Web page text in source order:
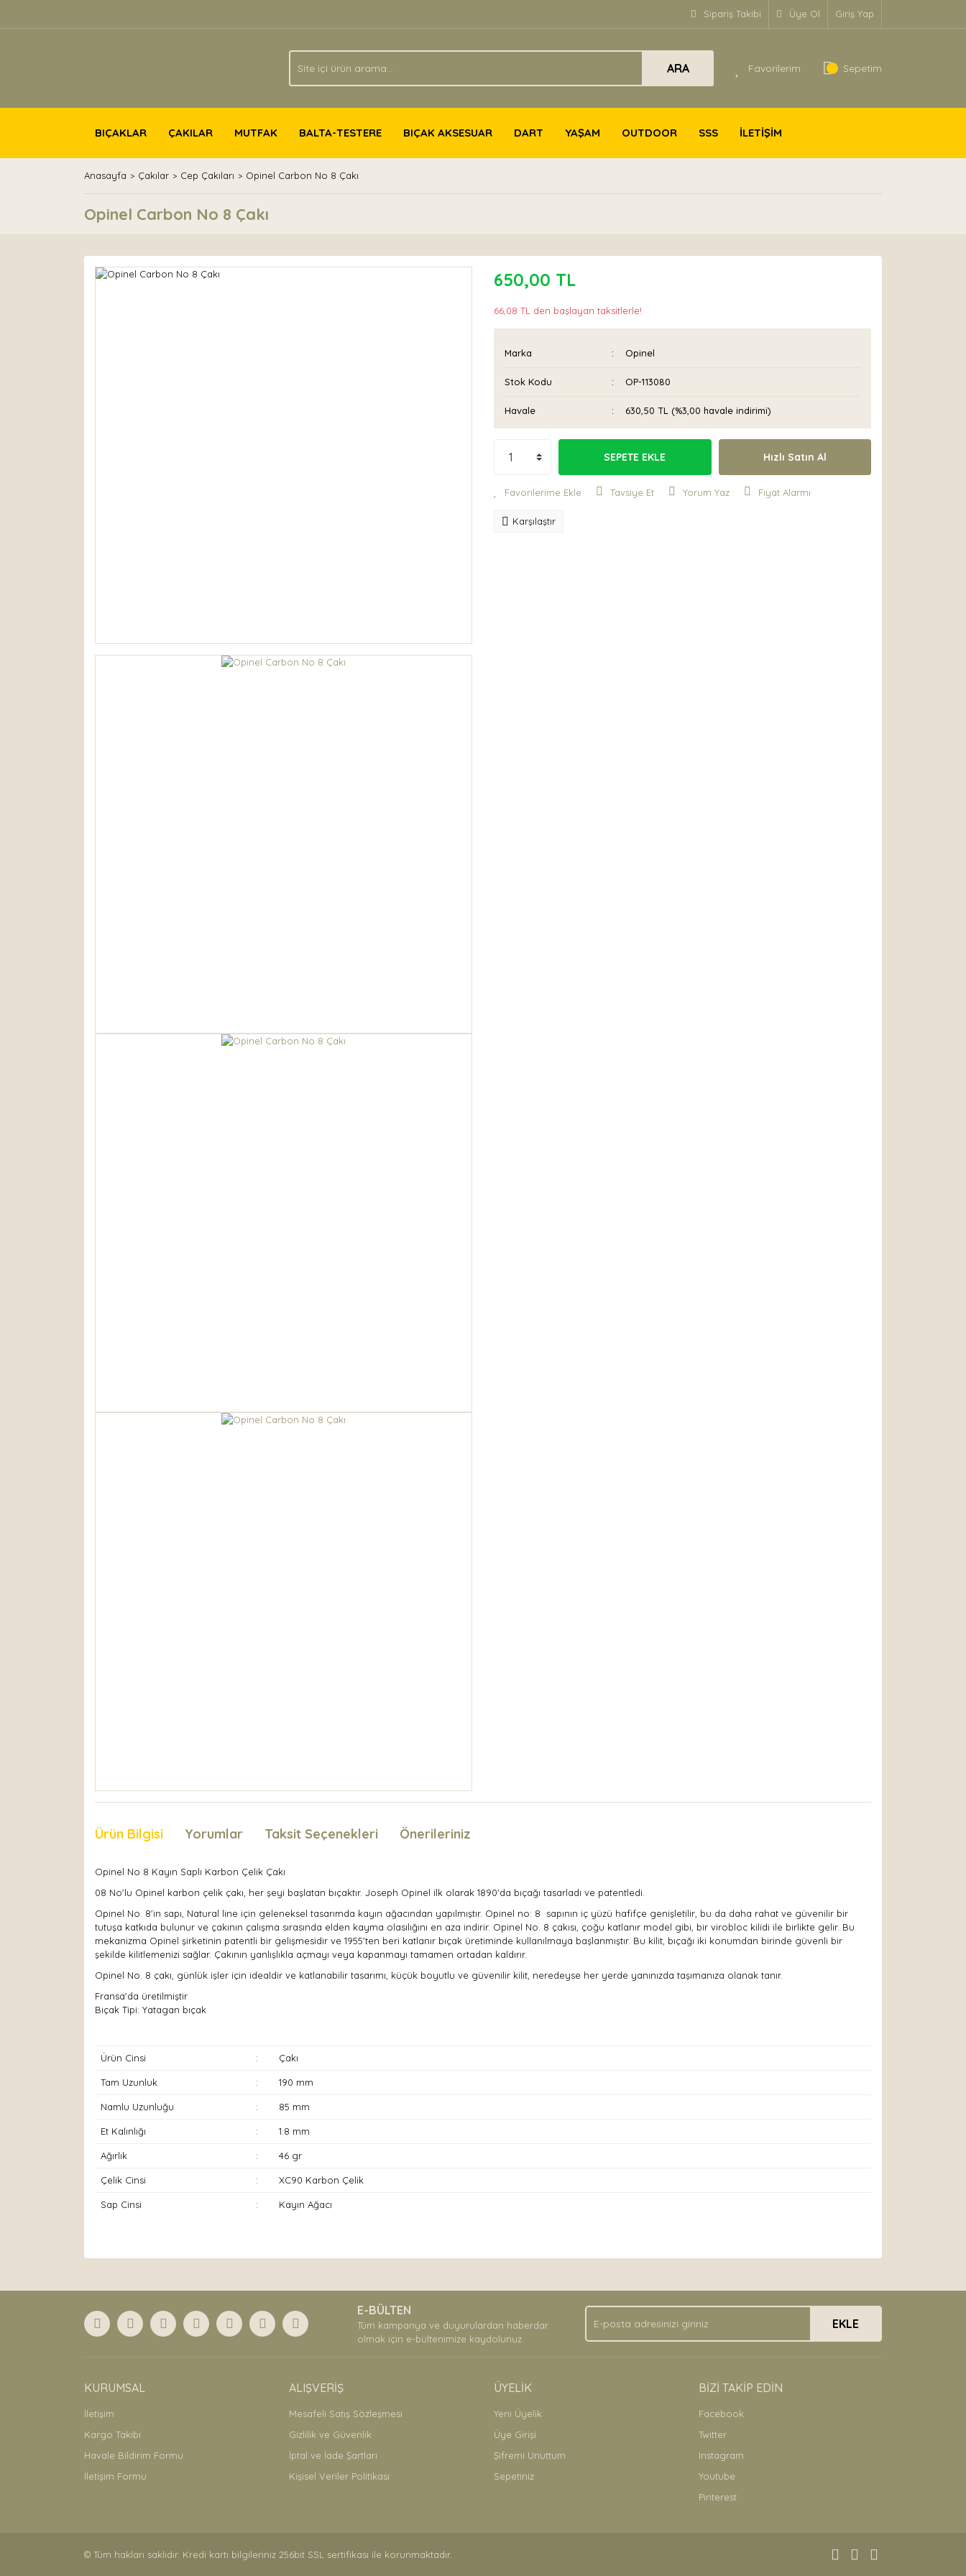
Sipariş Takibi Üye Ol Giriş Yap
ARA Favorilerim Sepetim
BIÇAKLAR ÇAKILAR MUTFAK BALTA-TESTERE BIÇAK AKSESUAR DART YAŞAM OUTDOOR SSS İLETİŞİM
Anasayfa Çakılar Cep Çakıları Opinel Carbon No 8 Çakı
Opinel Carbon No 8 Çakı
650,00 TL
66,08 TL den başlayan taksitlerle!
Marka Opinel
Stok Kodu OP-113080
Havale 630,50 TL (%3,00 havale indirimi)
SEPETE EKLE Hızlı Satın Al
Tavsiye Et Yorum Yaz Fiyat Alarmı
Karşılaştır
Ürün Bilgisi Yorumlar Taksit Seçenekleri Önerileriniz
Opinel No 8 Kayın Saplı Karbon Çelik Çakı
08 No'lu Opinel karbon çelik çakı, her şeyi başlatan bıçaktır. Joseph Opinel ilk olarak 1890'da bıçağı tasarladı ve patentledi.
Opinel No. 8'in sapı, Natural line için geleneksel tasarımda kayın ağacından yapılmıştır. Opinel no: 8 sapının iç yüzü hafifçe genişletilir, bu da daha rahat ve güvenilir bir
tutuşa katkıda bulunur ve çakının çalışma sırasında elden kayma olasılığını en aza indirir. Opinel No. 8 çakısı, çoğu katlanır model gibi, bir virobloc kilidi ile birlikte gelir. Bu
mekanizma Opinel şirketinin patentli bir gelişmesidir ve 1955'ten beri katlanır bıçak üretiminde kullanılmaya başlanmıştır. Bu kilit, bıçağı iki konumdan birinde güvenli bir
şekilde kilitlemenizi sağlar. Çakının yanlışlıkla açmayı veya kapanmayı tamamen ortadan kaldırır.
Opinel No. 8 çakı, günlük işler için idealdir ve katlanabilir tasarımı, küçük boyutlu ve güvenilir kilit, neredeyse her yerde yanınızda taşımanıza olanak tanır.
Fransa'da üretilmiştir
Bıçak Tipi: Yatagan bıçak
Ürün Cinsi : Çakı
Tam Uzunluk : 190 mm
Namlu Uzunluğu : 85 mm
Et Kalınlığı : 1.8 mm
Ağırlık : 46 gr
Çelik Cinsi : XC90 Karbon Çelik
Sap Cinsi : Kayın Ağacı
Ürün açıklamasında eksik bilgiler bulunuyor.
Bu ürüne benzer farklı alternatifler olmalı.
Gönder
E-BÜLTEN
Tüm kampanya ve duyurulardan haberdar
olmak için e-bültenimize kaydolunuz.
EKLE
KURUMSAL
İletişim
Kargo Takibi
Havale Bildirim Formu
İletişim Formu
ALIŞVERİŞ
Mesafeli Satış Sözleşmesi
Gizlilik ve Güvenlik
İptal ve İade Şartları
Kişisel Veriler Politikası
ÜYELİK
Yeni Üyelik
Üye Girişi
Şifremi Unuttum
Sepetiniz
BİZİ TAKİP EDİN
Facebook
Twitter
Instagram
Youtube
Pinterest
© Tüm hakları saklıdır. Kredi kartı bilgileriniz 256bit SSL sertifikası ile korunmaktadır.